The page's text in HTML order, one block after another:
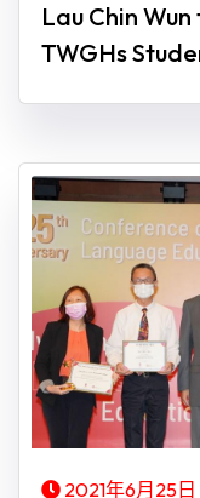
Lau Chin
TWGHs
2021年6月25日